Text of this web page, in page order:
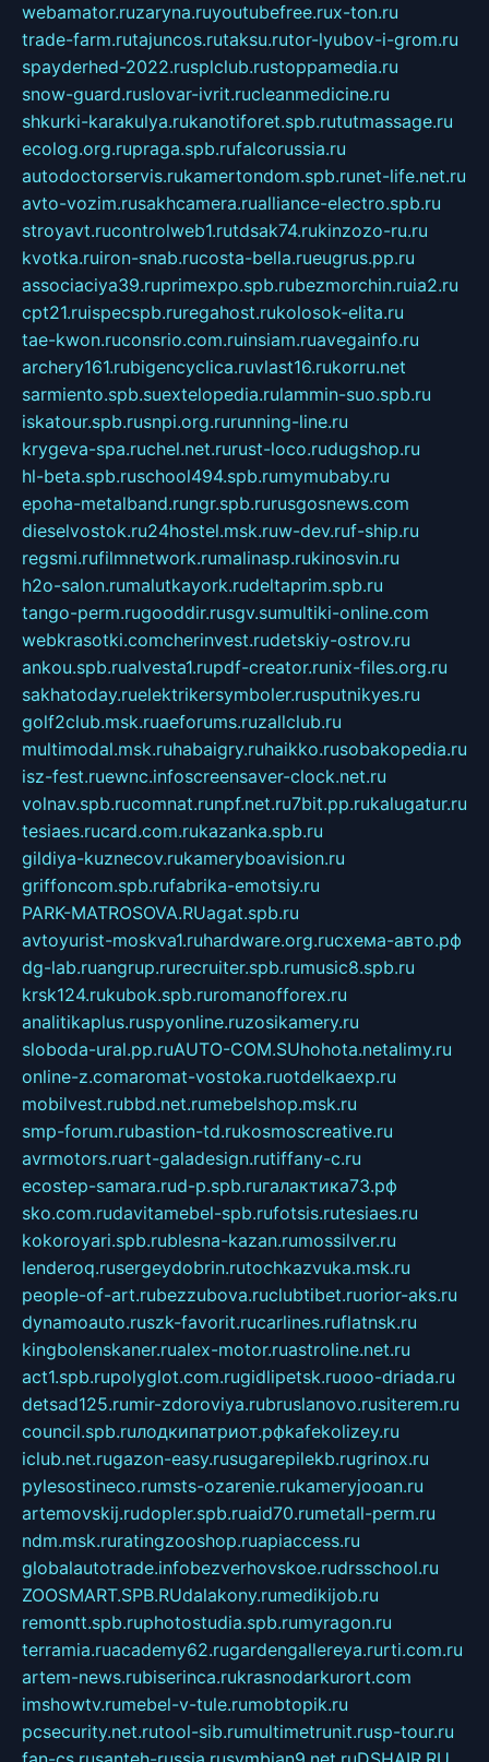
webamator.ruzaryna.ruyoutubefree.rux-ton.ru
trade-farm.rutajuncos.rutaksu.rutor-lyubov-i-grom.ru
spayderhed-2022.rusplclub.rustoppamedia.ru
snow-guard.ruslovar-ivrit.rucleanmedicine.ru
shkurki-karakulya.rukanotiforet.spb.rututmassage.ru
ecolog.org.rupraga.spb.rufalcorussia.ru
autodoctorservis.rukamertondom.spb.runet-life.net.ru
avto-vozim.rusakhcamera.rualliance-electro.spb.ru
stroyavt.rucontrolweb1.rutdsak74.rukinzozo-ru.ru
kvotka.ruiron-snab.rucosta-bella.rueugrus.pp.ru
associaciya39.ruprimexpo.spb.rubezmorchin.ruia2.ru
cpt21.ruispecspb.ruregahost.rukolosok-elita.ru
tae-kwon.ruconsrio.com.ruinsiam.ruavegainfo.ru
archery161.rubigencyclica.ruvlast16.rukorru.net
sarmiento.spb.suextelopedia.rulammin-suo.spb.ru
iskatour.spb.rusnpi.org.rurunning-line.ru
krygeva-spa.ruchel.net.rurust-loco.rudugshop.ru
hl-beta.spb.ruschool494.spb.rumymubaby.ru
epoha-metalband.rungr.spb.rurusgosnews.com
dieselvostok.ru24hostel.msk.ruw-dev.ruf-ship.ru
regsmi.rufilmnetwork.rumalinasp.rukinosvin.ru
h2o-salon.rumalutkayork.rudeltaprim.spb.ru
tango-perm.rugooddir.rusgv.sumultiki-online.com
webkrasotki.comcherinvest.rudetskiy-ostrov.ru
ankou.spb.rualvesta1.rupdf-creator.runix-files.org.ru
sakhatoday.ruelektrikersymboler.rusputnikyes.ru
golf2club.msk.ruaeforums.ruzallclub.ru
multimodal.msk.ruhabaigry.ruhaikko.rusobakopedia.ru
isz-fest.ruewnc.infoscreensaver-clock.net.ru
volnav.spb.rucomnat.runpf.net.ru7bit.pp.rukalugatur.ru
tesiaes.rucard.com.rukazanka.spb.ru
gildiya-kuznecov.rukameryboavision.ru
griffoncom.spb.rufabrika-emotsiy.ru
PARK-MATROSOVA.RUagat.spb.ru
avtoyurist-moskva1.ruhardware.org.ruсхема-авто.рф
dg-lab.ruangrup.rurecruiter.spb.rumusic8.spb.ru
krsk124.rukubok.spb.ruromanofforex.ru
analitikaplus.ruspyonline.ruzosikamery.ru
sloboda-ural.pp.ruAUTO-COM.SUhohota.netalimy.ru
online-z.comaromat-vostoka.ruotdelkaexp.ru
mobilvest.rubbd.net.rumebelshop.msk.ru
smp-forum.rubastion-td.rukosmoscreative.ru
avrmotors.ruart-galadesign.rutiffany-c.ru
ecostep-samara.rud-p.spb.ruгалактика73.рф
sko.com.rudavitamebel-spb.rufotsis.rutesiaes.ru
kokoroyari.spb.rublesna-kazan.rumossilver.ru
lenderoq.rusergeydobrin.rutochkazvuka.msk.ru
people-of-art.rubezzubova.ruclubtibet.ruorior-aks.ru
dynamoauto.ruszk-favorit.rucarlines.ruflatnsk.ru
kingbolenskaner.rualex-motor.ruastroline.net.ru
act1.spb.rupolyglot.com.rugidlipetsk.ruooo-driada.ru
detsad125.rumir-zdoroviya.rubruslanovo.rusiterem.ru
council.spb.ruлодкипатриот.рфkafekolizey.ru
iclub.net.rugazon-easy.rusugarepilekb.rugrinox.ru
pylesostineco.rumsts-ozarenie.rukameryjooan.ru
artemovskij.rudopler.spb.ruaid70.rumetall-perm.ru
ndm.msk.ruratingzooshop.ruapiaccess.ru
globalautotrade.infobezverhovskoe.rudrsschool.ru
ZOOSMART.SPB.RUdalakony.rumedikijob.ru
remontt.spb.ruphotostudia.spb.rumyragon.ru
terramia.ruacademy62.rugardengallereya.rurti.com.ru
artem-news.rubiserinca.rukrasnodarkurort.com
imshowtv.rumebel-v-tule.rumobtopik.ru
pcsecurity.net.rutool-sib.rumultimetrunit.rusp-tour.ru